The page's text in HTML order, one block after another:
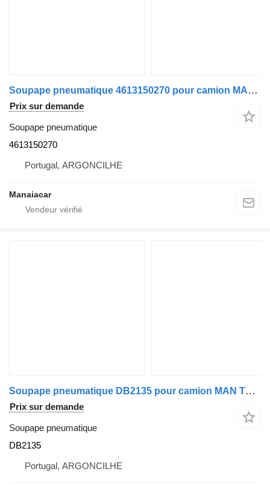
Soupape pneumatique 4613150270 pour camion MAN TGA | 00
Prix sur demande
Soupape pneumatique
4613150270
Portugal, ARGONCILHE
Manaiacar
Soupape pneumatique DB2135 pour camion MAN TGA | 00
Prix sur demande
Soupape pneumatique
DB2135
Portugal, ARGONCILHE